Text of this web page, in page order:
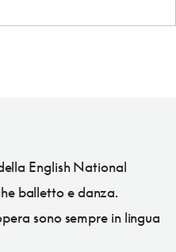
English National
balletto e danza.
sono sempre in lingua